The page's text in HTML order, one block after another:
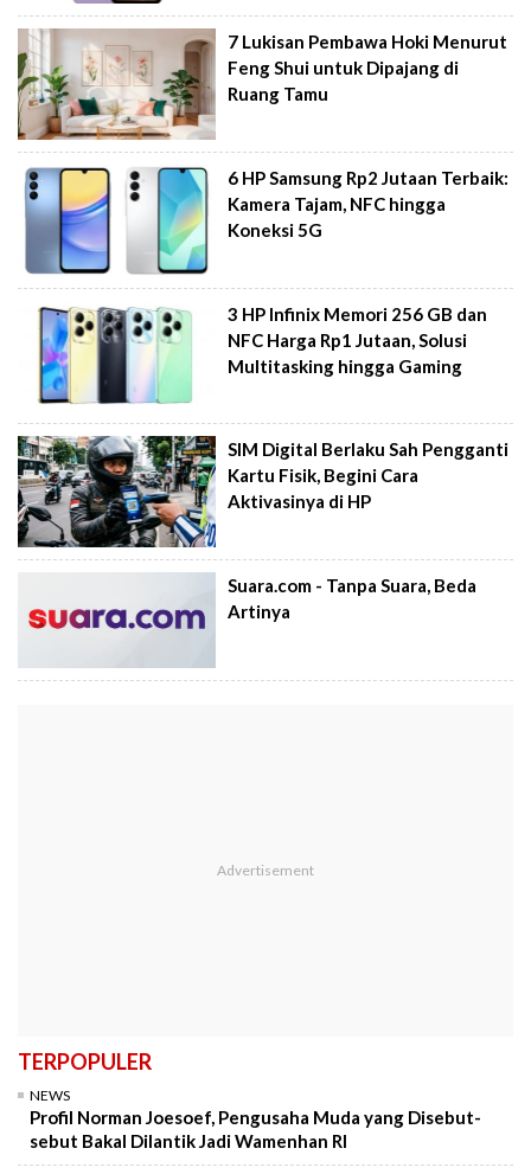
7 Lukisan Pembawa Hoki Menurut
Feng Shui untuk Dipajang di
Ruang Tamu
6 HP Samsung Rp2 Jutaan Terbaik:
Kamera Tajam, NFC hingga
Koneksi 5G
3 HP Infinix Memori 256 GB dan
NFC Harga Rp1 Jutaan, Solusi
Multitasking hingga Gaming
SIM Digital Berlaku Sah Pengganti
Kartu Fisik, Begini Cara
Aktivasinya di HP
Suara.com - Tanpa Suara, Beda
Artinya
TERPOPULER
NEWS
Profil Norman Joesoef, Pengusaha Muda yang Disebut-
sebut Bakal Dilantik Jadi Wamenhan RI